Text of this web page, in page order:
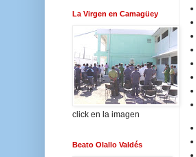
La Virgen en Camagüey
click en la imagen
Beato Olallo Valdés